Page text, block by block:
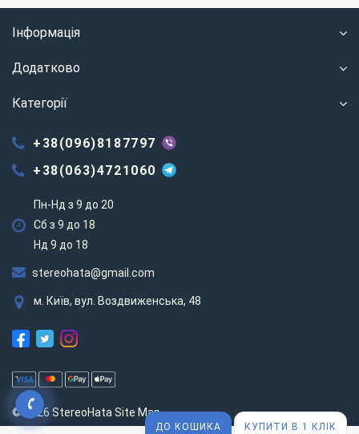
ДО КОШИКА КУПИТИ В 1 КЛІК
Інформація
Додатково
Категорії
+38(096)8187797
+38(063)4721060
Пн-Нд з 9 до 20
Сб з 9 до 18
Нд 9 до 18
stereohata@gmail.com
м. Київ, вул. Воздвиженська, 48
© 2026 StereoHata Site Map